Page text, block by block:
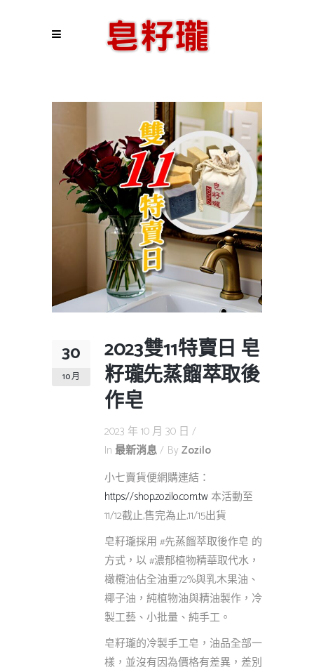
30
10 月
2023雙11特賣日 皂
籽瓏先蒸餾萃取後
作皂
2023 年 10 月 30 日
In 最新消息 By Zozilo
小七賣貨便網購連結：
https://shop.zozilo.com.tw 本活動至
11/12截止,售完為止,11/15出貨
皂籽瓏採用 #先蒸餾萃取後作皂 的
方式，以 #濃郁植物精華取代水，
橄欖油佔全油重72%與乳木果油、
椰子油，純植物油與精油製作，冷
製工藝、小批量、純手工。
皂籽瓏的冷製手工皂，油品全部一
樣，並沒有因為價格有差異，差別